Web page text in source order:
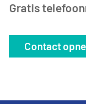
Gratis
Contact